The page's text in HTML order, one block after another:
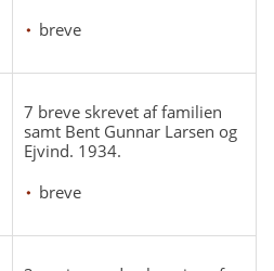
breve
7 breve skrevet af familien
samt Bent Gunnar Larsen og
Ejvind. 1934.
breve